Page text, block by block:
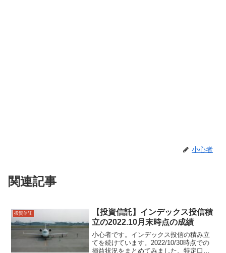
小心者
関連記事
投資信託
【投資信託】インデックス投信積
立の2022.10月末時点の成績
小心者です。インデックス投信の積み立
てを続けています。2022/10/30時点での
損益状況をまとめてみました。特定口座